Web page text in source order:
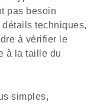
pas besoin
techniques,
à vérifier le
à la taille du
simples,